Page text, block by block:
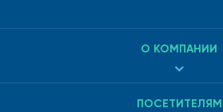
О КОМПАНИИ
ПОСЕТИТЕЛЯМ